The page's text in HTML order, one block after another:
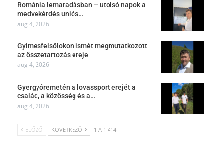
Románia lemaradásban – utolsó napok a
medvekérdés uniós…
aug 4, 2026
Gyimesfelsőlokon ismét megmutatkozott
az összetartozás ereje
aug 4, 2026
Gyergyóremetén a lovassport erejét a
család, a közösség és a…
aug 4, 2026
ELŐZŐ KÖVETKEZŐ 1 A 1 414